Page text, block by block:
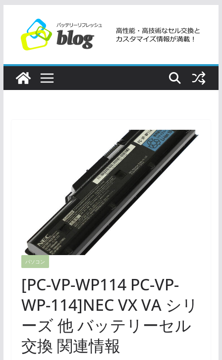
ツ
パソコン
[PC-VP-WP114 PC-VP-
WP-114]NEC VX VA シリ
ーズ 他 バッテリーセル
交換 関連情報